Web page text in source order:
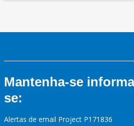
Mantenha-se
se:
Alertas de email Project P171836